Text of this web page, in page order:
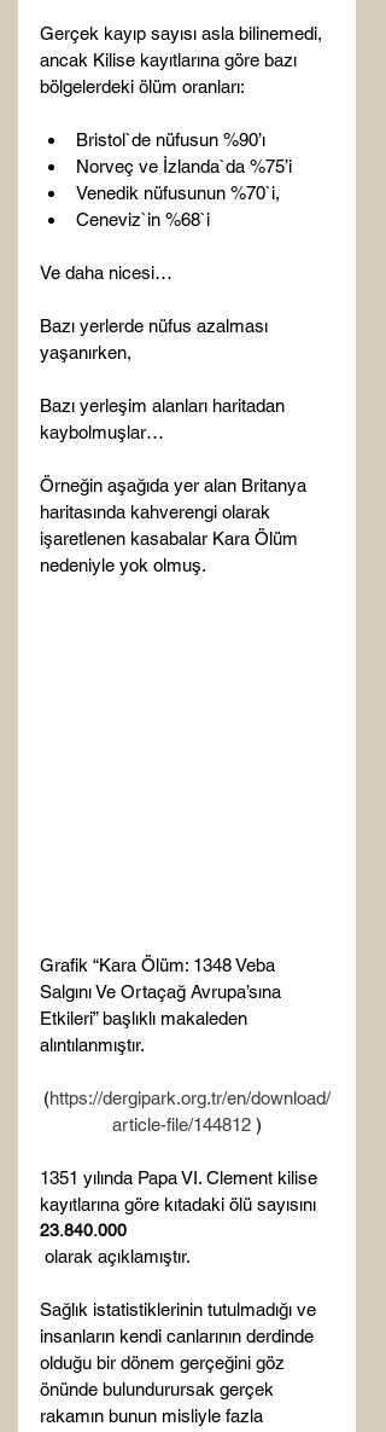
Gerçek kayıp sayısı asla bilinemedi,
ancak Kilise kayıtlarına göre bazı
Bristol`de nüfusun %90’ı
Norveç ve İzlanda`da %75’i
Venedik nüfusunun %70`i,
Ceneviz`in %68`i
Ve daha nicesi…
Bazı yerlerde nüfus azalması
yaşanırken,
Bazı yerleşim alanları haritadan
kaybolmuşlar…
Örneğin aşağıda yer alan Britanya
haritasında kahverengi olarak
işaretlenen kasabalar Kara Ölüm
nedeniyle yok olmuş.
Grafik “Kara Ölüm: 1348 Veba
Salgını Ve Ortaçağ Avrupa’sına
Etkileri” başlıklı makaleden
(https://dergipark.org.tr/en/download/
article-file/144812 )
1351 yılında Papa VI. Clement kilise
kayıtlarına göre kıtadaki ölü sayısını
23.840.000
olarak açıklamıştır.
Sağlık istatistiklerinin tutulmadığı ve
insanların kendi canlarının derdinde
olduğu bir dönem gerçeğini göz
önünde bulundurursak gerçek
rakamın bunun misliyle fazla